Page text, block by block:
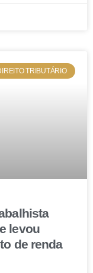
TRIBUTÁRIO
levou
de renda